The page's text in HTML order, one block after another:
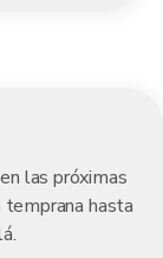
las próximas
hasta